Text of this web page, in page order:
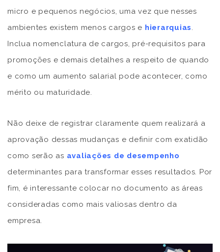
micro e pequenos negócios, uma vez que nesses
ambientes existem menos cargos e hierarquias.
Inclua nomenclatura de cargos, pré-requisitos para
promoções e demais detalhes a respeito de quando
e como um aumento salarial pode acontecer, como
mérito ou maturidade.
Não deixe de registrar claramente quem realizará a
aprovação dessas mudanças e definir com exatidão
como serão as avaliações de desempenho
determinantes para transformar esses resultados. Por
fim, é interessante colocar no documento as áreas
consideradas como mais valiosas dentro da
empresa.